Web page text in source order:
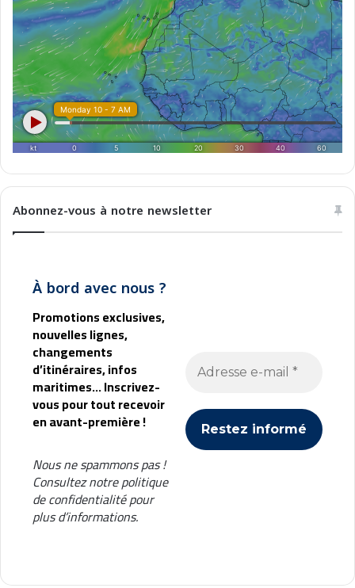
Abonnez-vous à notre newsletter
À bord avec nous ?
Promotions exclusives,
nouvelles lignes,
changements
d’itinéraires, infos
maritimes... Inscrivez-
vous pour tout recevoir
en avant-première !
Nous ne spammons pas !
Consultez notrepolitique
de confidentialitépour
plus d’informations.